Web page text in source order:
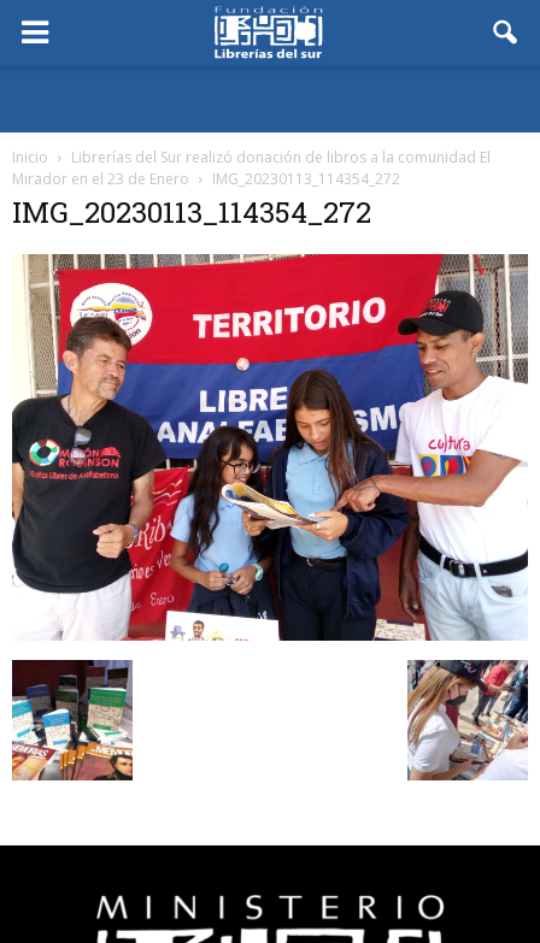
Inicio
Librerías del Sur realizó donación de libros a la comunidad El
Mirador en el 23 de Enero
IMG_20230113_114354_272
IMG_20230113_114354_272